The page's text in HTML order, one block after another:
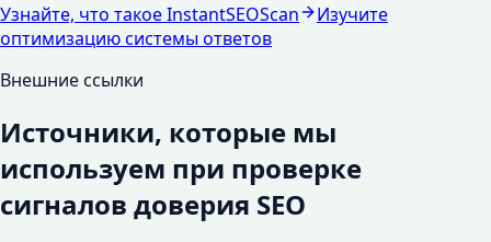
Узнайте, что такое InstantSEOScan
Изучите
оптимизацию системы ответов
Внешние ссылки
Источники, которые мы
используем при проверке
сигналов доверия SEO